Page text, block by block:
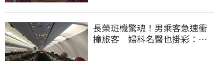
長榮班機驚魂！男乘客急速衝
撞旅客 婦科名醫也掛彩：全